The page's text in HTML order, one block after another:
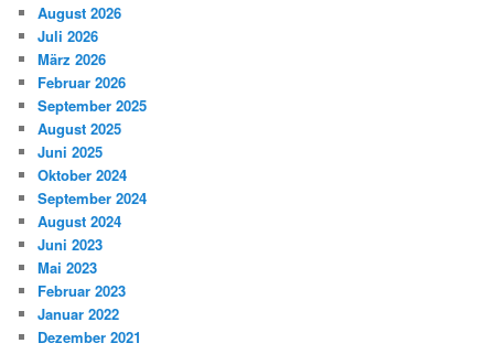
August 2026
Juli 2026
März 2026
Februar 2026
September 2025
August 2025
Juni 2025
Oktober 2024
September 2024
August 2024
Juni 2023
Mai 2023
Februar 2023
Januar 2022
Dezember 2021